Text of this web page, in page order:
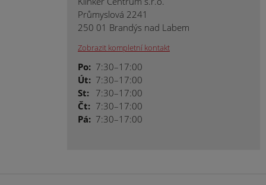
Průmyslová 2241
250 01 Brandýs nad Labem
Zobrazit kompletní kontakt
Po: 7:30–17:00
Út: 7:30–17:00
St: 7:30–17:00
Čt: 7:30–17:00
Pá: 7:30–17:00